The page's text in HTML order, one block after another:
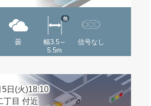
曇
幅3.5～
5.5m
他
信号なし
日(火)18:10
丁目 付近